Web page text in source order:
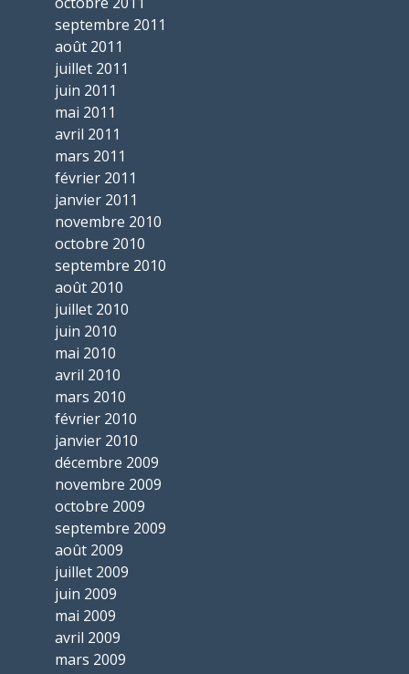
septembre 2011
août 2011
juillet 2011
juin 2011
mai 2011
avril 2011
mars 2011
février 2011
janvier 2011
novembre 2010
octobre 2010
septembre 2010
août 2010
juillet 2010
juin 2010
mai 2010
avril 2010
mars 2010
février 2010
janvier 2010
décembre 2009
novembre 2009
octobre 2009
septembre 2009
août 2009
juillet 2009
juin 2009
mai 2009
avril 2009
mars 2009